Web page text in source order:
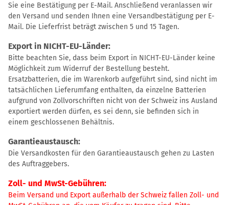
Sie eine Bestätigung per E-Mail. Anschließend veranlassen wir
den Versand und senden Ihnen eine Versandbestätigung per E-
Mail. Die Lieferfrist beträgt zwischen 5 und 15 Tagen.
Export in NICHT-EU-Länder:
Bitte beachten Sie, dass beim Export in NICHT-EU-Länder keine
Möglichkeit zum Widerruf der Bestellung besteht.
Ersatzbatterien, die im Warenkorb aufgeführt sind, sind nicht im
tatsächlichen Lieferumfang enthalten, da einzelne Batterien
aufgrund von Zollvorschriften nicht von der Schweiz ins Ausland
exportiert werden dürfen, es sei denn, sie befinden sich in
einem geschlossenen Behältnis.
Garantieaustausch:
Die Versandkosten für den Garantieaustausch gehen zu Lasten
des Auftraggebers.
Zoll- und MwSt-Gebühren:
Beim Versand und Export außerhalb der Schweiz fallen Zoll- und